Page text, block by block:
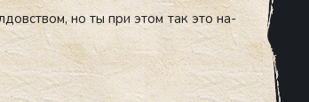
но ты при этом так это на­